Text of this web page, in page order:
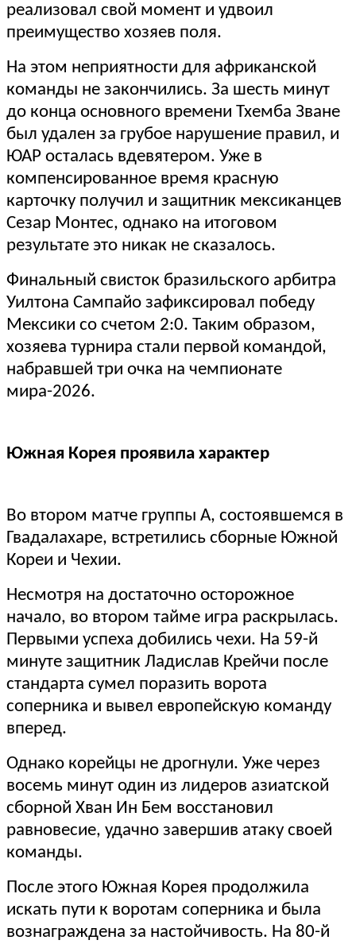
реализовал свой момент и удвоил
преимущество хозяев поля.
На этом неприятности для африканской
команды не закончились. За шесть минут
до конца основного времени Тхемба Зване
был удален за грубое нарушение правил, и
ЮАР осталась вдевятером. Уже в
компенсированное время красную
карточку получил и защитник мексиканцев
Сезар Монтес, однако на итоговом
результате это никак не сказалось.
Финальный свисток бразильского арбитра
Уилтона Сампайо зафиксировал победу
Мексики со счетом 2:0. Таким образом,
хозяева турнира стали первой командой,
набравшей три очка на чемпионате
мира-2026.
Южная Корея проявила характер
Во втором матче группы А, состоявшемся в
Гвадалахаре, встретились сборные Южной
Кореи и Чехии.
Несмотря на достаточно осторожное
начало, во втором тайме игра раскрылась.
Первыми успеха добились чехи. На 59-й
минуте защитник Ладислав Крейчи после
стандарта сумел поразить ворота
соперника и вывел европейскую команду
вперед.
Однако корейцы не дрогнули. Уже через
восемь минут один из лидеров азиатской
сборной Хван Ин Бем восстановил
равновесие, удачно завершив атаку своей
команды.
После этого Южная Корея продолжила
искать пути к воротам соперника и была
вознаграждена за настойчивость. На 80-й